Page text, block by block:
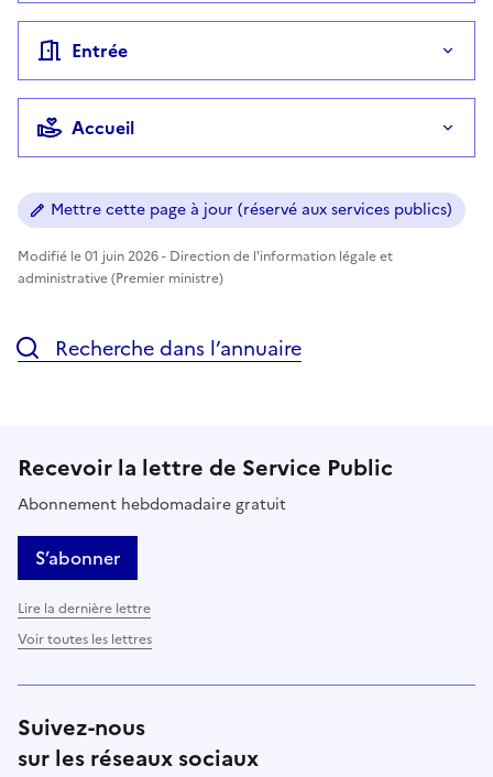
Entrée
Accueil
Mettre cette page à jour (réservé aux services publics)
Modifié le 01 juin 2026 - Direction de l'information légale et
administrative (Premier ministre)
Recherche dans l’annuaire
Recevoir la lettre de Service Public
Abonnement hebdomadaire gratuit
S’abonner
Lire la dernière lettre
Voir toutes les lettres
Suivez-nous
sur les réseaux sociaux